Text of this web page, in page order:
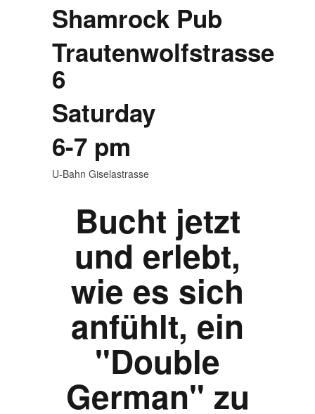
Shamrock Pub
Trautenwolfstrasse
6
Saturday
6-7 pm
U-Bahn Giselastrasse
Bucht jetzt
und erlebt,
wie es sich
anfühlt, ein
"Double
German" zu